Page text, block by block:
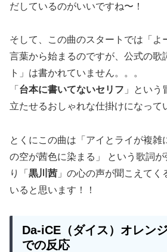
だしているのがいいですね〜！
そして、この曲のスタートでは「よ
言葉から始まるのですが、公式の歌
ト」は書かれていません。。。
「 台本に書いてないセリフ 」という
立たせるおしゃれな仕掛けになって
とくにこの曲は「アイとライが複雑
の空が茜色に染まる」 という歌詞
り「 黒川茜 」の心の声が聞こえて
いると思います！！
Da-iCE（ダイス） オレン
での反応